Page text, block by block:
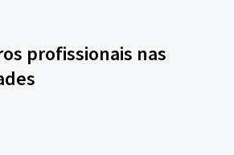
profissionais nas